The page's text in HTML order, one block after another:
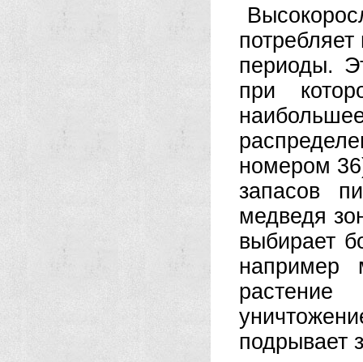
периоды.
при
номером
запасов
медведя
выбирает
например
подрывает